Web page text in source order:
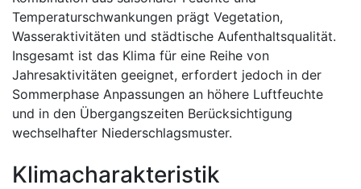
Temperaturschwankungen prägt Vegetation,
Wasseraktivitäten und städtische Aufenthaltsqualität.
Insgesamt ist das Klima für eine Reihe von
Jahresaktivitäten geeignet, erfordert jedoch in der
Sommerphase Anpassungen an höhere Luftfeuchte
und in den Übergangszeiten Berücksichtigung
wechselhafter Niederschlagsmuster.
Klimacharakteristik